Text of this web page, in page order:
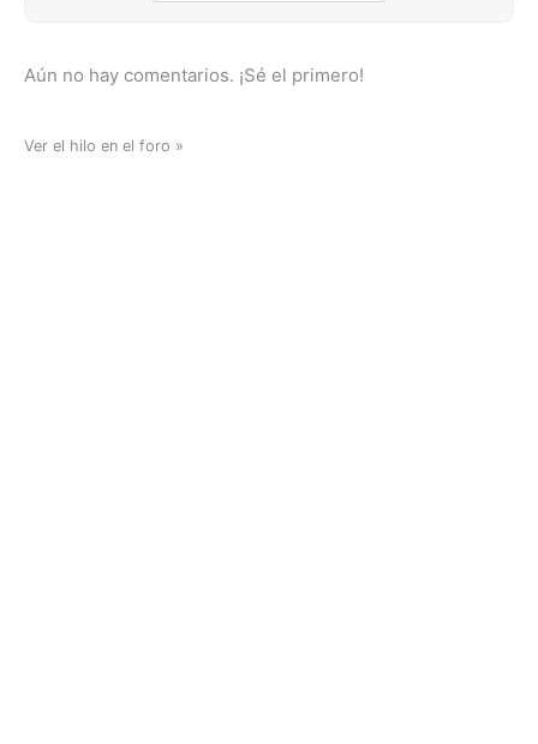
Aún no hay comentarios. ¡Sé el primero!
Ver el hilo en el foro »